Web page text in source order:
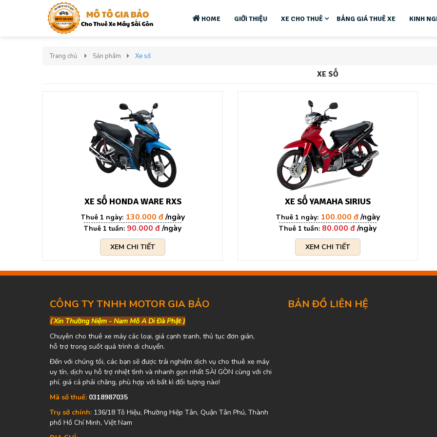
HOME GIỚI THIỆU XE CHO THUÊ BẢNG GIÁ THUÊ XE KINH
Trang chủ Sản phẩm Xe số
XE SỐ
XE SỐ HONDA WARE RXS
130.000 đ
90.000 đ
XEM CHI TIẾT
XE SỐ YAMAHA SIRIUS
100.000 đ
80.000 đ
XEM CHI TIẾT
CÔNG TY TNHH MOTOR GIA BẢO
(Xin Thường Niệm - Nam Mô A Di Đà Phật )
Chuyên cho thuê xe máy các loại, giá cạnh tranh, thủ tục đơn giản,
hỗ trợ trong suốt quá trình di chuyển.
Đến với chúng tôi, các bạn sẽ được trải nghiệm dịch vụ cho thuê xe máy
uy tín, dịch vụ hỗ trợ nhiệt tình và nhanh gọn nhất SÀI GÒN cùng với chi
phí, giá cả phải chăng, phù hợp với bất kì đối tượng nào!
Mã số thuế: 0318987035
Trụ sở chính: 136/18 Tô Hiệu, Phường Hiệp Tân, Quận Tân Phú, Thành
phố Hồ Chí Minh, Việt Nam
BẢN ĐỒ LIÊN HỆ